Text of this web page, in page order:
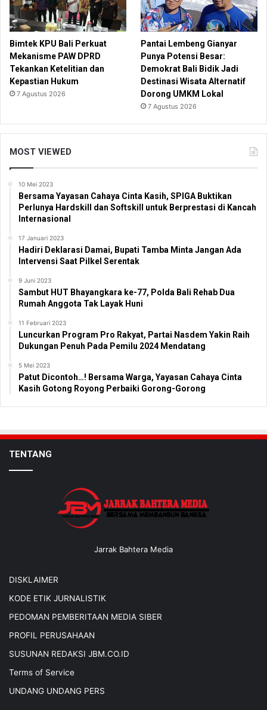
Bimtek KPU Bali Perkuat
Mekanisme PAW DPRD
Tekankan Ketelitian dan
Kepastian Hukum
7 Agustus 2026
Pantai Lembeng Gianyar
Punya Potensi Besar:
Demokrat Bali Bidik Jadi
Destinasi Wisata Alternatif
Dorong UMKM Lokal
7 Agustus 2026
MOST VIEWED
10 Mei 2023
Bersama Yayasan Cahaya Cinta Kasih, SPIGA Buktikan
Perlunya Hardskill dan Softskill untuk Berprestasi di Kancah
Internasional
17 Januari 2023
Hadiri Deklarasi Damai, Bupati Tamba Minta Jangan Ada
Intervensi Saat Pilkel Serentak
9 Juni 2023
Sambut HUT Bhayangkara ke-77, Polda Bali Rehab Dua
Rumah Anggota Tak Layak Huni
11 Februari 2023
Luncurkan Program Pro Rakyat, Partai Nasdem Yakin Raih
Dukungan Penuh Pada Pemilu 2024 Mendatang
5 Mei 2023
Patut Dicontoh…! Bersama Warga, Yayasan Cahaya Cinta
Kasih Gotong Royong Perbaiki Gorong-Gorong
TENTANG
Jarrak Bahtera Media
DISKLAIMER
KODE ETIK JURNALISTIK
PEDOMAN PEMBERITAAN MEDIA SIBER
PROFIL PERUSAHAAN
SUSUNAN REDAKSI JBM.CO.ID
Terms of Service
UNDANG UNDANG PERS